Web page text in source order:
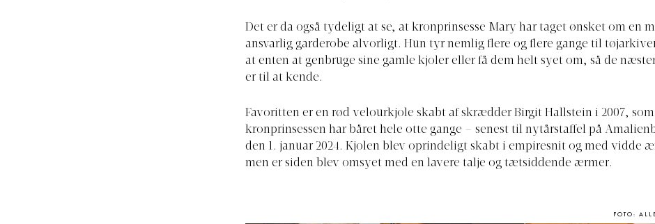
Det er da også tydeligt at se, at kronprinsesse Mary har taget ønsket om en
ansvarlig garderobe alvorligt. Hun tyr nemlig flere og flere gange til
at enten at genbruge sine gamle kjoler eller få dem helt syet om, så de
er til at kende.
Favoritten er en rød velourkjole skabt af skrædder Birgit Hallstein i 2007, som
kronprinsessen har båret hele otte gange – senest til nytårstaffel på
den 1. januar 2024. Kjolen blev oprindeligt skabt i empiresnit og med vidde
men er siden blev omsyet med en lavere talje og tætsiddende ærmer.
FOTO: